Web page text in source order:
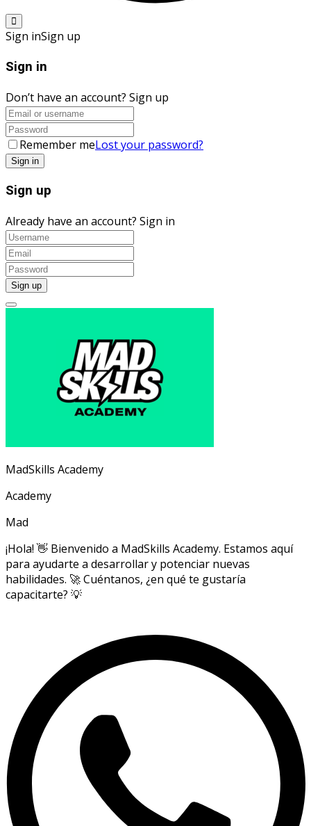
Sign inSign up
Sign in
Don’t have an account? Sign up
Remember meLost your password?
Sign up
Already have an account? Sign in
MadSkills Academy
Academy
Mad
¡Hola! 👋 Bienvenido a MadSkills Academy. Estamos aquí
para ayudarte a desarrollar y potenciar nuevas
habilidades. 🚀 Cuéntanos, ¿en qué te gustaría
capacitarte? 💡